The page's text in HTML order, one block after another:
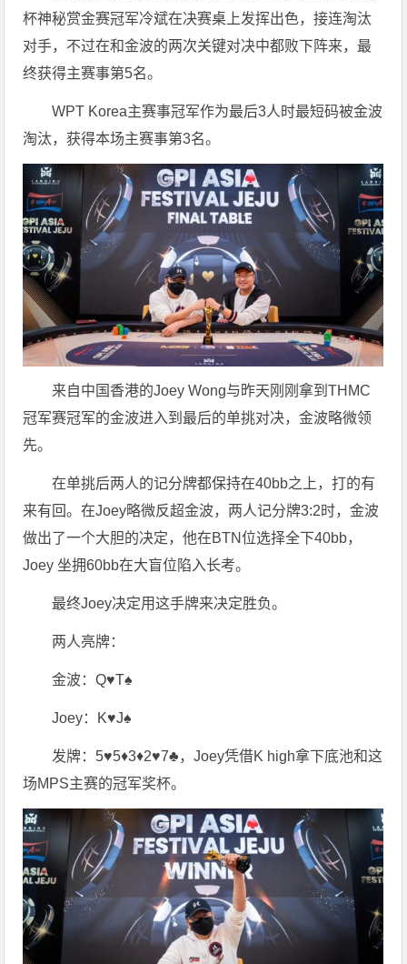
杯神秘赏金赛冠军冷斌在决赛桌上发挥出色，接连淘汰
对手，不过在和金波的两次关键对决中都败下阵来，最
终获得主赛事第5名。
WPT Korea主赛事冠军作为最后3人时最短码被金波
淘汰，获得本场主赛事第3名。
来自中国香港的Joey Wong与昨天刚刚拿到THMC
冠军赛冠军的金波进入到最后的单挑对决，金波略微领
先。
在单挑后两人的记分牌都保持在40bb之上，打的有
来有回。在Joey略微反超金波，两人记分牌3:2时，金波
做出了一个大胆的决定，他在BTN位选择全下40bb，
Joey 坐拥60bb在大盲位陷入长考。
最终Joey决定用这手牌来决定胜负。
两人亮牌：
金波：Q♥️T♠️
Joey：K♥️J♠️
发牌：5♥️5♦️3♦️2♥️7♣️，Joey凭借K high拿下底池和这
场MPS主赛的冠军奖杯。